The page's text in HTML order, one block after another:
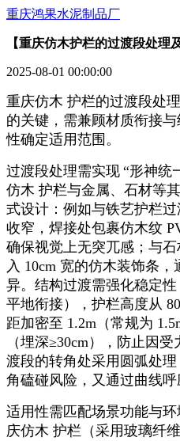
重庆鸿果水泥制品厂
【重庆仿木护栏的过渡段处理
2025-08-01 00:00:00
重庆仿木 护栏的过渡段处
的关键，需兼顾材质衔接
性确定适用范围。
过渡段处理需实现 “形神统
仿木 护栏与金属、石材等
式设计：例如与铁艺护栏
收窄，焊接处包裹仿木纹
确保视觉上无突兀感；与
入 10cm 宽的仿木装饰条，
异。结构过渡需强化稳定
平地衔接），护栏高度从
距加密至 1.2m （常规为
（埋深≥30cm），防止因受
渡段的转角处采用圆弧处
角磕碰风险，又通过曲线呼
适用性需匹配场景功能与
庆仿木 护栏（采用玻璃纤